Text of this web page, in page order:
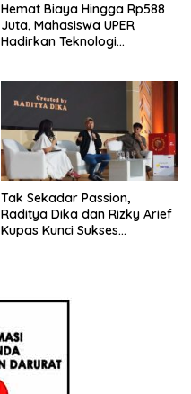
Hemat Biaya Hingga Rp588
Juta, Mahasiswa UPER
Hadirkan Teknologi
Tak Sekadar Passion,
Raditya Dika dan Rizky Arief
Kupas Kunci Sukses